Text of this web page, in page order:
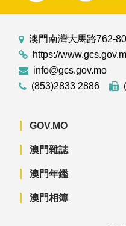
澳門南灣大馬路762-
https://
info@gcs.gov.mo
(853)2833 2886
GOV.MO
澳門雜誌
澳門年鑑
澳門相簿